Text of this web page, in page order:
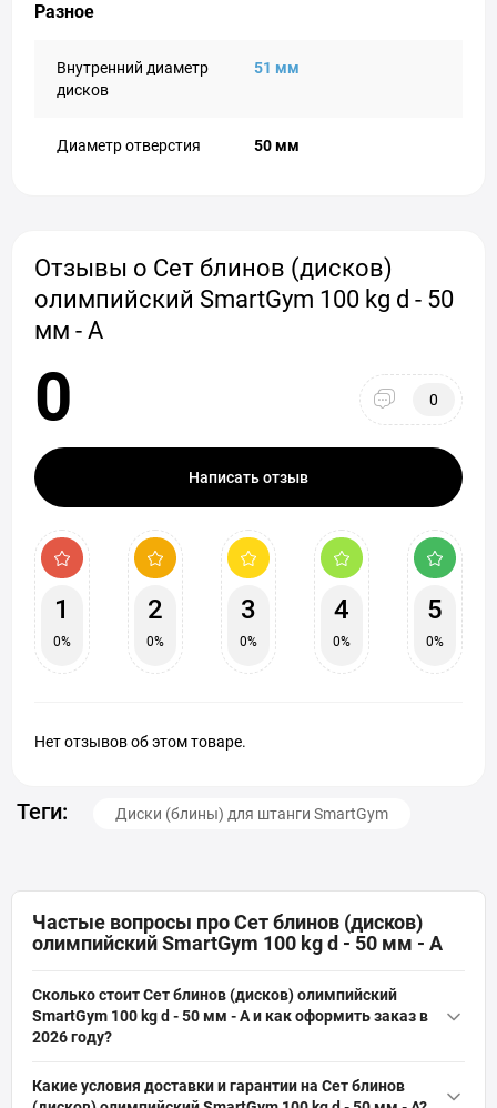
Разное
Внутренний диаметр
дисков
51 мм
Диаметр отверстия 50 мм
Отзывы о Сет блинов (дисков)
олимпийский SmartGym 100 kg d - 50
мм - А
0 0
Написать отзыв
1
0%
2
0%
3
0%
4
0%
5
0%
Нет отзывов об этом товаре.
Теги: Диски (блины) для штанги SmartGym
Частые вопросы про Сет блинов (дисков)
олимпийский SmartGym 100 kg d - 50 мм - А
Сколько стоит Сет блинов (дисков) олимпийский
SmartGym 100 kg d - 50 мм - А и как оформить заказ в
2026 году?
(дисков) олимпийский SmartGym 100 kg d - 50 мм - А (Артикул:
Какие условия доставки и гарантии на Сет блинов